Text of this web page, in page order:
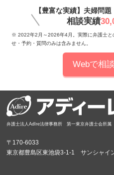
【豊富な実績】夫婦問
相談実績
※ 2022年2月～2026年4月。実際に弁護士と
せ・予約・質問のみは含みません。
Webで相
弁護士法人AdIre法律事務所 第一東京弁護士会所属
〒170-6033
東京都豊島区東池袋3-1-1 サンシャイ